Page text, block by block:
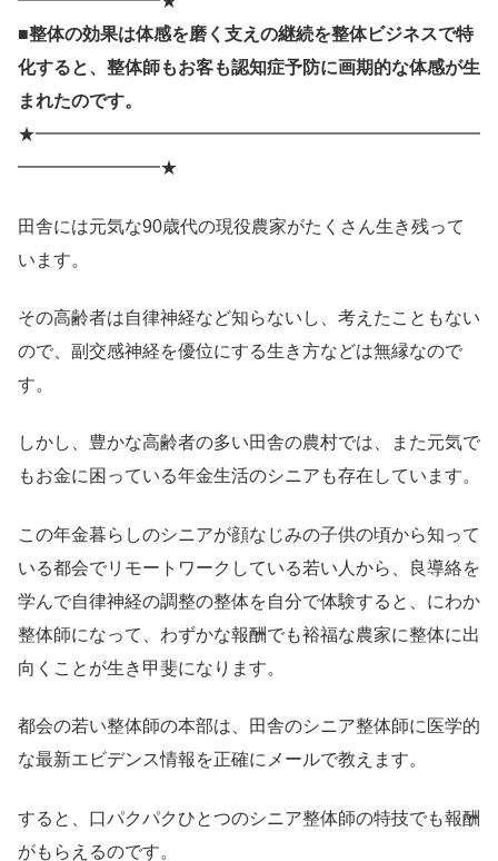
■整体の効果は体感を磨く支えの継続を整体ビジネスで特
化すると、整体師もお客も認知症予防に画期的な体感が生
まれたのです。
★━━━━━━━━━━━━━━━━━━━━━━━━━
━━━━━━━━★
田舎には元気な90歳代の現役農家がたくさん生き残って
います。
その高齢者は自律神経など知らないし、考えたこともない
ので、副交感神経を優位にする生き方などは無縁なので
す。
しかし、豊かな高齢者の多い田舎の農村では、また元気で
もお金に困っている年金生活のシニアも存在しています。
この年金暮らしのシニアが顔なじみの子供の頃から知って
いる都会でリモートワークしている若い人から、良導絡を
学んで自律神経の調整の整体を自分で体験すると、にわか
整体師になって、わずかな報酬でも裕福な農家に整体に出
向くことが生き甲斐になります。
都会の若い整体師の本部は、田舎のシニア整体師に医学的
な最新エビデンス情報を正確にメールで教えます。
すると、口パクパクひとつのシニア整体師の特技でも報酬
がもらえるのです。